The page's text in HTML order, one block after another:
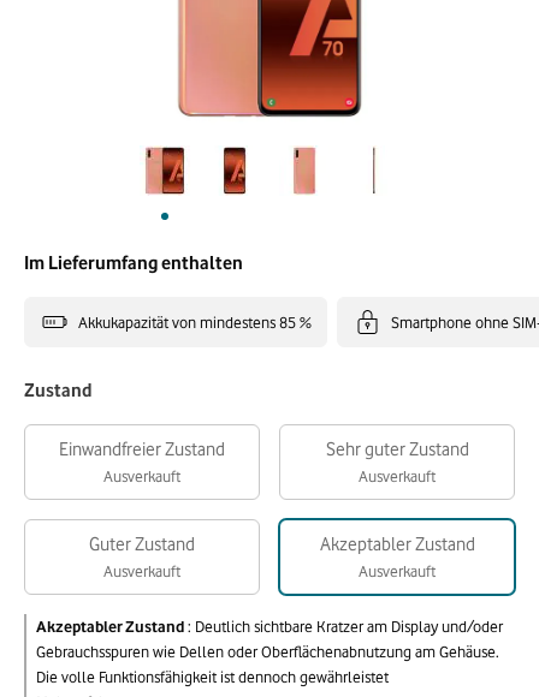
Im Lieferumfang enthalten
Akkukapazität von mindestens 85 % Smartphone ohne
Zustand
Einwandfreier Zustand
Ausverkauft
Sehr guter Zustand
Ausverkauft
Guter Zustand
Ausverkauft
Akzeptabler Zustand
Ausverkauft
Akzeptabler Zustand: Deutlich sichtbare Kratzer am Display und/oder
Gebrauchsspuren wie Dellen oder Oberflächenabnutzung am Gehäuse.
Die volle Funktionsfähigkeit ist dennoch gewährleistet